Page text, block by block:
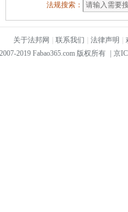
法规搜索：
关于法邦网 联系我们 法律声明
2019 Fabao365.com 版权所有 京